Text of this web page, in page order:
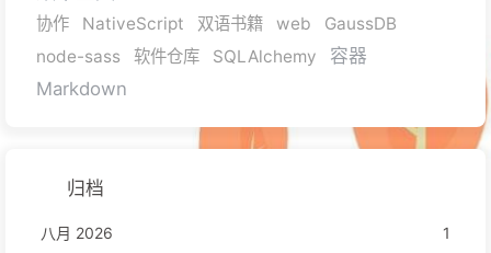
协作
NativeScript 双语书籍 web
GaussDB
node-sass
软件仓库 SQLAlchemy
容器
Markdown
归档
八月 2026
1